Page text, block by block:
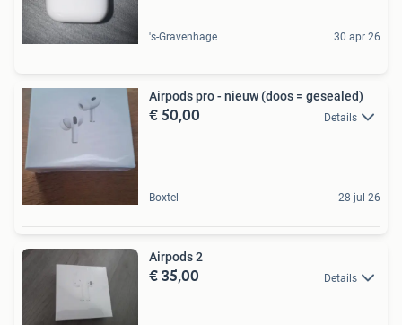
's-Gravenhage 30 apr 26
Airpods pro - nieuw (doos = gesealed)
€ 50,00 Details
Boxtel 28 jul 26
Airpods 2
€ 35,00 Details